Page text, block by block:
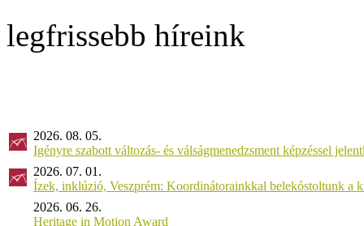
legfrissebb híreink
2026. 08. 05.
Igényre szabott változás- és válságmenedzsment képzéssel
2026. 07. 01.
Ízek, inklúzió, Veszprém: Koordinátorainkkal belekóstoltunk a
2026. 06. 26.
Heritage in Motion Award